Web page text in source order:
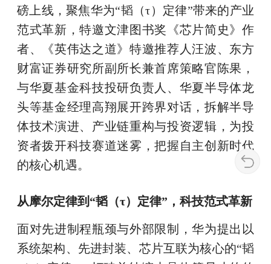
磅上线，聚焦华为“韬（τ）定律”带来的产业
范式革新，特邀文津图书奖《芯片简史》作
者、《英伟达之道》特邀推荐人汪波、东方
财富证券研究所副所长兼首席策略官陈果，
与华夏基金科技投研负责人、华夏半导体龙
头等基金经理高翔展开跨界对话，拆解半导
体技术演进、产业链重构与投资逻辑，为投
资者拨开科技赛道迷雾，把握自主创新时代
的核心机遇。
从摩尔定律到“韬（τ）定律”，科技范式革新
面对先进制程瓶颈与外部限制，华为提出以
系统架构、先进封装、芯片互联为核心的“韬